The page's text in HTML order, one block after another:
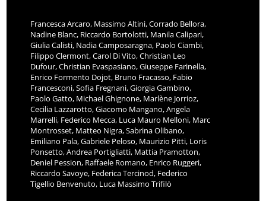
Francesca Arcaro, Massimo Altini, Corrado Bellora,
Nadine Blanc, Riccardo Bortolotti, Manila Calipari,
Giulia Calisti, Nadia Camposaragna, Paolo Ciambi,
Filippo Clermont, Carol Di Vito, Christian Leo
Dufour, Christian Evaspasiano, Giuseppe Farinella,
Enrico Formento Dojot, Bruno Fracasso, Fabio
Francesconi, Sofia Fregnani, Giorgia Gambino,
Paolo Gatto, Michael Ghignone, Marlène Jorrioz,
Cecilia Lazzarotto, Giacomo Mangano, Angela
Marrelli, Federico Mecca, Luca Mauro Melloni, Marc
Montrosset, Matteo Nigra, Sabrina Olibano,
Emiliano Pala, Gabriele Peloso, Maurizio Pitti, Loris
Ponsetto, Andrea Portigliatti, Mattia Pramotton,
Deniel Pession, Raffaele Romano, Enrico Ruggeri,
Riccardo Savoye, Federica Tercinod, Federico
Tigellio Benvenuto, Luca Massimo Trifilò